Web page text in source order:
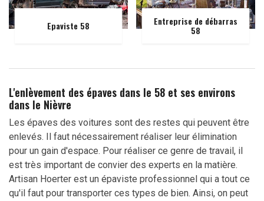
Epaviste 58 Entreprise de débarras
58
L'enlèvement des épaves dans le 58 et ses environs
dans le Nièvre
Les épaves des voitures sont des restes qui peuvent être
enlevés. Il faut nécessairement réaliser leur élimination
pour un gain d'espace. Pour réaliser ce genre de travail, il
est très important de convier des experts en la matière.
Artisan Hoerter est un épaviste professionnel qui a tout ce
qu'il faut pour transporter ces types de bien. Ainsi, on peut